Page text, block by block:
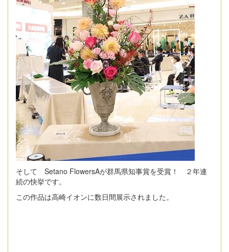
そして Setano FlowersAが群馬県知事賞を受賞！ ２年連
続の快挙です。
この作品は高崎イオンに数日間展示されました。